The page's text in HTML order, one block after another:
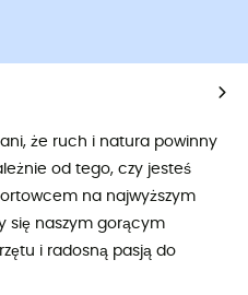
że ruch i natura powinny
od tego, czy jesteś
na najwyższym
się naszym gorącym
i radosną pasją do